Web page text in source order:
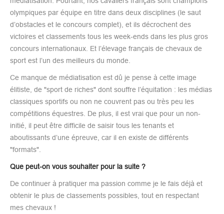
olympiques par équipe en titre dans deux disciplines (le saut
d’obstacles et le concours complet), et ils décrochent des
victoires et classements tous les week-ends dans les plus gros
concours internationaux. Et l’élevage français de chevaux de
sport est l’un des meilleurs du monde.
Ce manque de médiatisation est dû je pense à cette image
élitiste, de "sport de riches" dont souffre l’équitation : les médias
classiques sportifs ou non ne couvrent pas ou très peu les
compétitions équestres. De plus, il est vrai que pour un non-
initié, il peut être difficile de saisir tous les tenants et
aboutissants d’une épreuve, car il en existe de différents
"formats".
Que peut-on vous souhaiter pour la suite ?
De continuer à pratiquer ma passion comme je le fais déjà et
obtenir le plus de classements possibles, tout en respectant
mes chevaux !